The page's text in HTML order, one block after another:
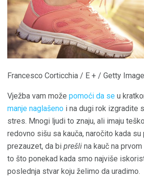
Francesco Corticchia / E + / Getty
Vježba vam može pomoći da se u
manje naglašeno i na dugi rok izgradite
stres. Mnogi ljudi to znaju, ali imaju
redovno sišu sa kauča, naročito kada
prezauzet, da bi prešli na kauč na
to što ponekad kada smo najviše
poslednja stvar koju želimo da uradimo.